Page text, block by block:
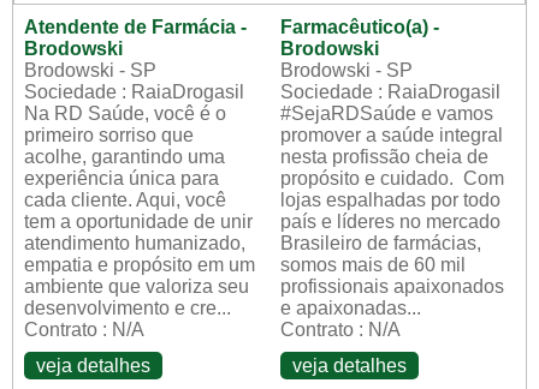
Atendente de Farmácia -
Brodowski
Brodowski - SP
Sociedade : RaiaDrogasil
Na RD Saúde, você é o
primeiro sorriso que
acolhe, garantindo uma
experiência única para
cada cliente. Aqui, você
tem a oportunidade de unir
atendimento humanizado,
empatia e propósito em um
ambiente que valoriza seu
desenvolvimento e cre...
Contrato : N/A
veja detalhes
Farmacêutico(a) -
Brodowski
Brodowski - SP
Sociedade : RaiaDrogasil
#SejaRDSaúde e vamos
promover a saúde integral
nesta profissão cheia de
propósito e cuidado. Com
lojas espalhadas por todo
país e líderes no mercado
Brasileiro de farmácias,
somos mais de 60 mil
profissionais apaixonados
e apaixonadas...
Contrato : N/A
veja detalhes